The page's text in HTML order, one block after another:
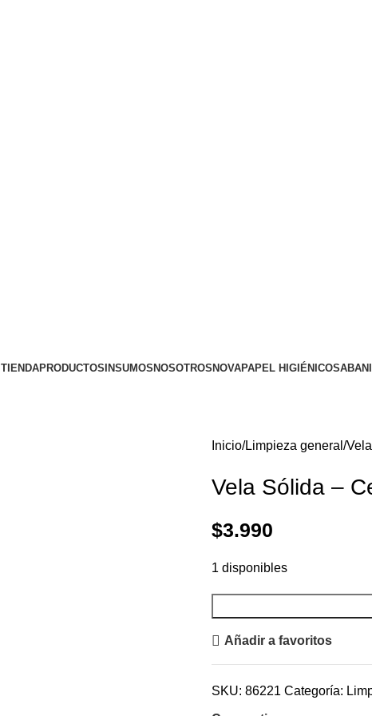
TIENDAPRODUCTOSINSUMOSNOSOTROSNOVAPAPEL HIGIÉNICO
Inicio Limpieza general
Vela Sólida –
$3.990
1 disponibles
Añadir a favoritos
SKU: 86221 Categoría: